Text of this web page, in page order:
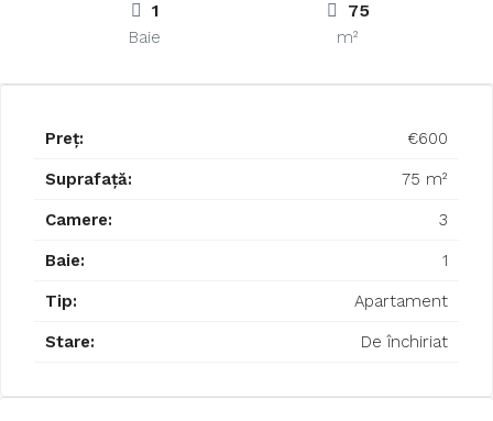
1
Baie
75
m²
Preț: €600
Suprafață: 75 m²
Camere: 3
Baie: 1
Tip: Apartament
Stare: De închiriat